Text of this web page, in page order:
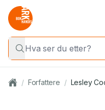
/ Forfattere / Lesley